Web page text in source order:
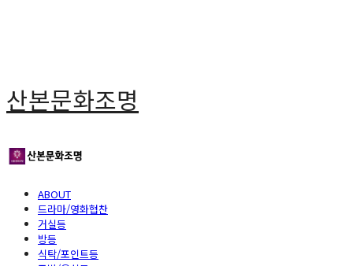
산본문화조명
ABOUT
드라마/영화협찬
거실등
방등
식탁/포인트등